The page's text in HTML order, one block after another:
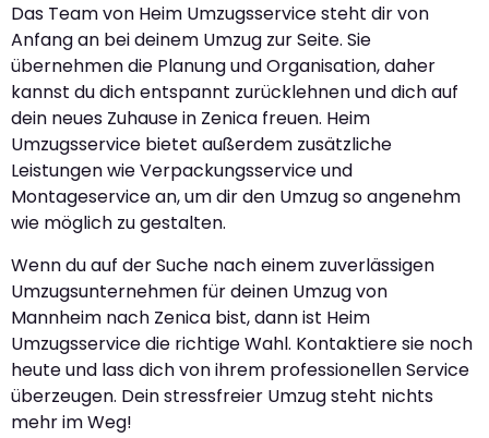
Das Team von Heim Umzugsservice steht dir von
Anfang an bei deinem Umzug zur Seite. Sie
übernehmen die Planung und Organisation, daher
kannst du dich entspannt zurücklehnen und dich auf
dein neues Zuhause in Zenica freuen. Heim
Umzugsservice bietet außerdem zusätzliche
Leistungen wie Verpackungsservice und
Montageservice an, um dir den Umzug so angenehm
wie möglich zu gestalten.
Wenn du auf der Suche nach einem zuverlässigen
Umzugsunternehmen für deinen Umzug von
Mannheim nach Zenica bist, dann ist Heim
Umzugsservice die richtige Wahl. Kontaktiere sie noch
heute und lass dich von ihrem professionellen Service
überzeugen. Dein stressfreier Umzug steht nichts
mehr im Weg!